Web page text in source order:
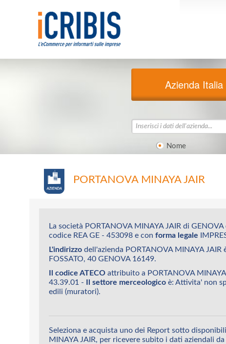
Azienda Italia
Nome
PORTANOVA MINAYA JAIR
La società PORTANOVA MINAYA JAIR di
codice REA GE - 453098 e con forma legale
L'indirizzo dell'azienda PORTANOVA MINAYA JAIR
FOSSATO, 40 GENOVA 16149.
Il codice ATECO attribuito a PORTANOVA
43.39.01 -
Il settore merceologico è: Attivita' non
edili (muratori).
Seleziona e acquista uno dei Report sotto
MINAYA JAIR, per ricevere subito i dati aziendali